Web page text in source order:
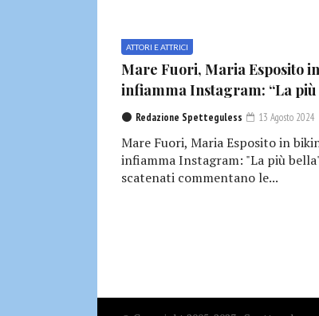
ATTORI E ATTRICI
Mare Fuori, Maria Esposito
infiamma Instagram: “La più
Redazione Spetteguless 13 Agosto 2024
Mare Fuori, Maria Esposito in
infiamma Instagram: "La più
scatenati commentano le...